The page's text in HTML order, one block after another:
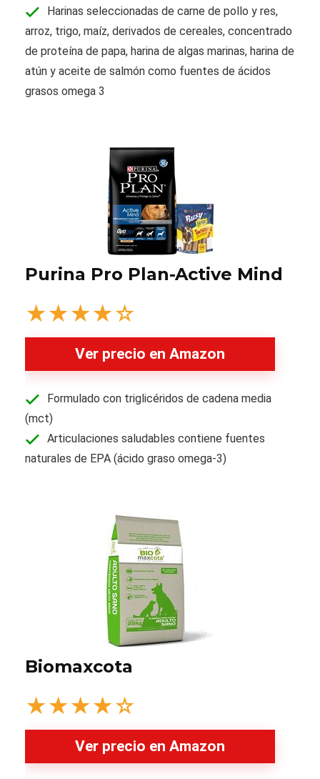
Harinas seleccionadas de carne de pollo y res,
arroz, trigo, maíz, derivados de cereales, concentrado
de proteína de papa, harina de algas marinas, harina de
atún y aceite de salmón como fuentes de ácidos
grasos omega 3
Purina Pro Plan-Active Mind
★★★★☆
Ver precio en Amazon
Formulado con triglicéridos de cadena media
(mct)
Articulaciones saludables contiene fuentes
naturales de EPA (ácido graso omega-3)
Biomaxcota
★★★★☆
Ver precio en Amazon